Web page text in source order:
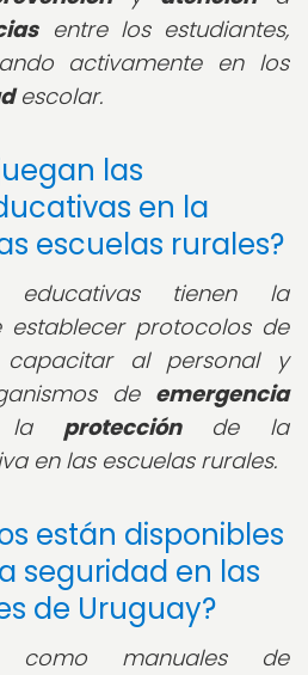
entre los estudiantes,
activamente en los
escolar.
las
en la
escuelas rurales?
educativas tienen la
establecer protocolos de
al personal y
de emergencia
la protecciónde la
en las escuelas rurales.
están disponibles
seguridad en las
de Uruguay?
como manuales de